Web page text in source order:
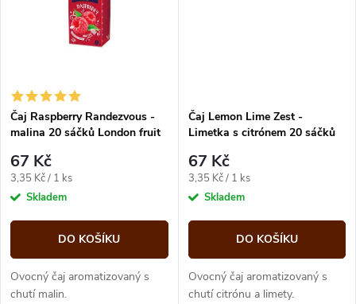
Čaj Raspberry Randezvous -
malina 20 sáčků London fruit
67 Kč
Měrná
cena:
3,35 Kč / 1 ks
Skladem
DO KOŠÍKU
Ovocný čaj aromatizovaný s
chutí malin.
Čaj Lemon Lime Zest -
Limetka s citrónem 20 sáčků
67 Kč
Měrná
cena:
3,35 Kč / 1 ks
Skladem
DO KOŠÍKU
Ovocný čaj aromatizovaný s
chutí citrónu a limety.